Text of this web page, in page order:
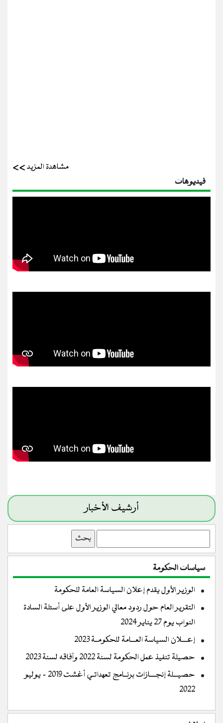
مشاهدة المزيد >>
فيديوهات
أرشيف الأخبار
سياسات الحكومة
الوزير الأول يقدم إعلان السياسة العامة للحكومة
التقرير العام حول ردود معالي الوزير الأول على أسئلة السادة
النواب يوم 27 يناير 2024
إعــــلان السياسة العـــامة للحكومــة 2023
حصيلة تنفيذ عمل الحكومة لسنة 2022 وآفاقه لسنة 2023
حصيـــلة إنجــــازات برنــامج تعهداتـي أغشت 2019 - يوليو
2022